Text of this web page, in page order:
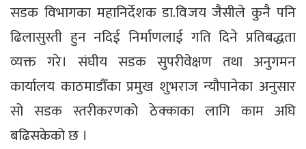
सडक विभागका महानिर्देशक डा.विजय जैसीले कुनै पनि
ढिलासुस्ती हुन नदिई निर्माणलाई गति दिने प्रतिबद्धता
व्यक्त गरे। संघीय सडक सुपरीवेक्षण तथा अनुगमन
कार्यालय काठमाडौँका प्रमुख शुभराज न्यौपानेका अनुसार
सो सडक स्तरीकरणको ठेक्काका लागि काम अघि
बढिसकेको छ ।